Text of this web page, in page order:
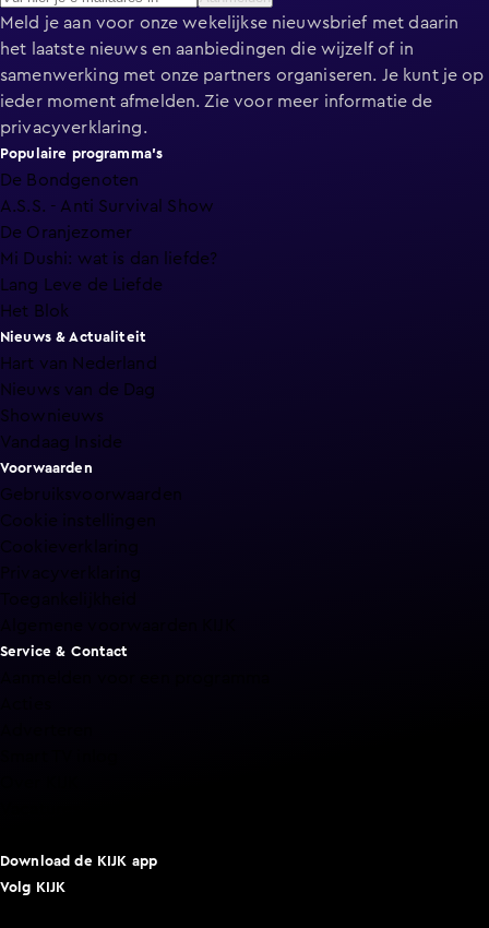
Meld je aan voor onze wekelijkse nieuwsbrief met daarin
het laatste nieuws en aanbiedingen die wijzelf of in
samenwerking met onze partners organiseren. Je kunt je op
ieder moment afmelden. Zie voor meer informatie de
privacyverklaring.
Populaire programma's
De Bondgenoten
A.S.S. - Anti Survival Show
De Oranjezomer
Mi Dushi: wat is dan liefde?
Lang Leve de Liefde
Het Blok
Nieuws & Actualiteit
Hart van Nederland
Nieuws van de Dag
Shownieuws
Vandaag Inside
Voorwaarden
Gebruiksvoorwaarden
Cookie instellingen
Cookieverklaring
Service & Contact
Download de KIJK app
Volg KIJK